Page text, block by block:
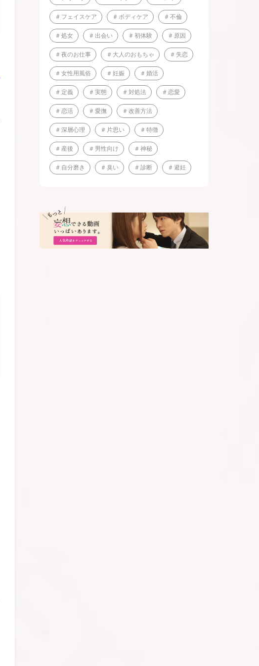
フェイスケア ボディケア 不倫
処女 出会い 初体験 原因
夜のお仕事 大人のおもちゃ 失恋
女性用風俗 妊娠 婚活
定義 実態 対処法 恋愛
恋活 愛撫 改善方法
深層心理 片思い 特徴
産後 男性向け 神秘
自分磨き 臭い 診断 避妊